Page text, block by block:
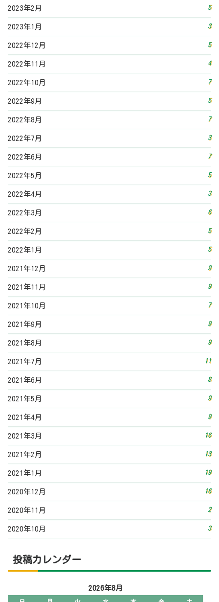
2023年2月 5
2023年1月 3
2022年12月 5
2022年11月 4
2022年10月 7
2022年9月 5
2022年8月 7
2022年7月 3
2022年6月 7
2022年5月 5
2022年4月 3
2022年3月 6
2022年2月 5
2022年1月 5
2021年12月 9
2021年11月 9
2021年10月 7
2021年9月 9
2021年8月 9
2021年7月 11
2021年6月 8
2021年5月 9
2021年4月 9
2021年3月 16
2021年2月 13
2021年1月 19
2020年12月 16
2020年11月 2
2020年10月 3
投稿カレンダー
2026年8月